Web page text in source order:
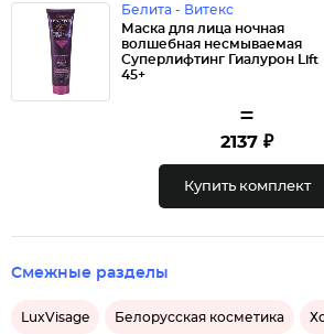
Белита - Витекс
Маска для лица ночная
волшебная несмываемая
Суперлифтинг Гиалурон Lift
45+
=
2137 ₽
Купить комплект
Смежные разделы
LuxVisage Белорусская косметика